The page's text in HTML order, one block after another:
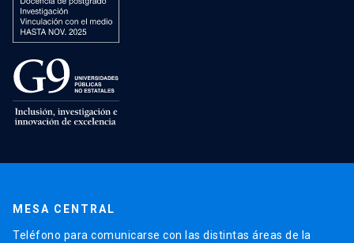
MESA CENTRAL
Teléfono para comunicarse con las distintas áreas de la